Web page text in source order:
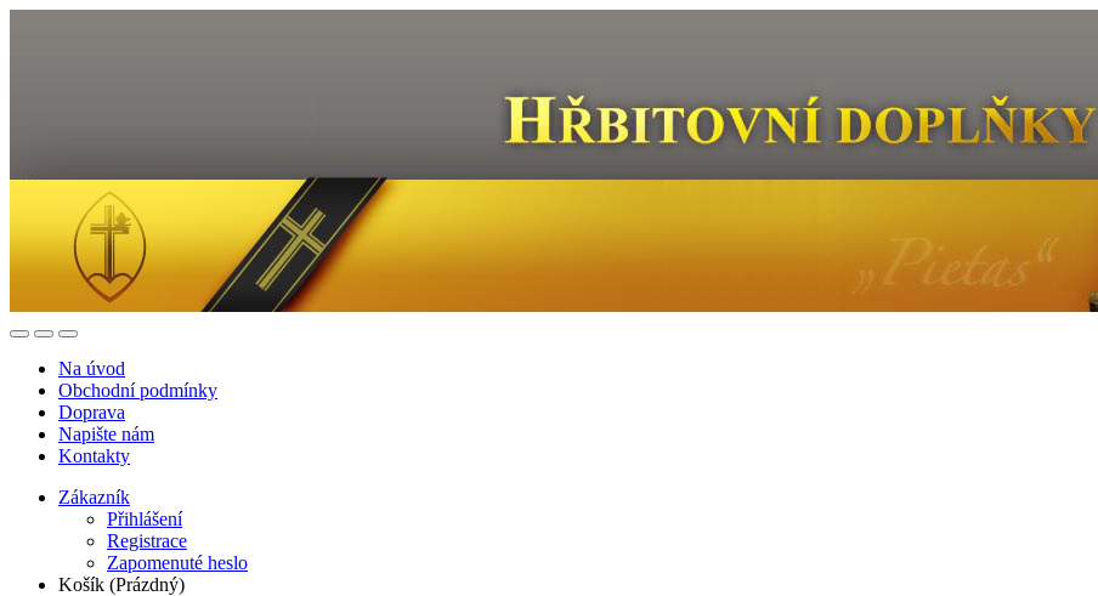
Na úvod
Obchodní podmínky
Doprava
Napište nám
Kontakty
Zákazník
Přihlášení
Registrace
Zapomenuté heslo
Košík (Prázdný)